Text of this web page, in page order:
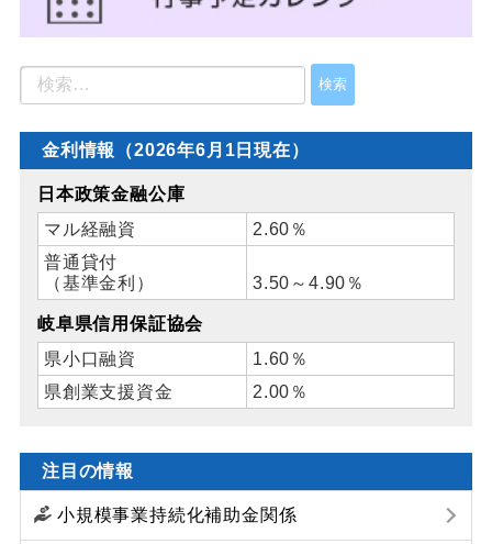
金利情報（2026年6月1日現在）
日本政策金融公庫
マル経融資
2.60％
普通貸付
（基準金利）
3.50～4.90％
岐阜県信用保証協会
県小口融資
1.60％
県創業支援資金
2.00％
注目の情報
小規模事業持続化補助金関係